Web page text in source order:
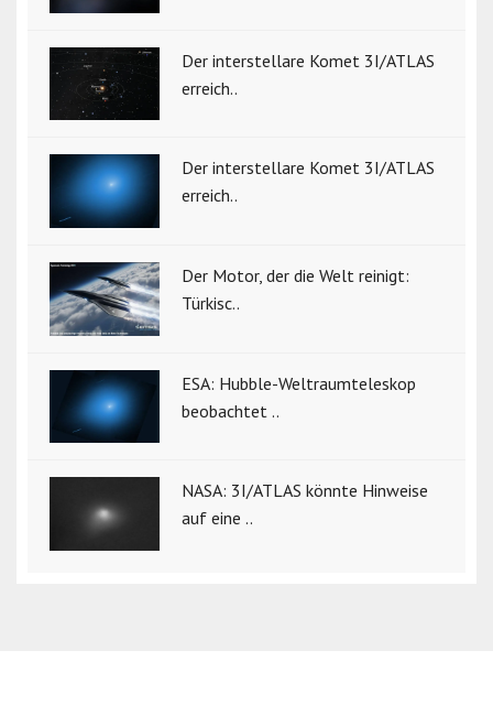
Der interstellare Komet 3I/ATLAS
erreich..
Der interstellare Komet 3I/ATLAS
erreich..
Der Motor, der die Welt reinigt:
Türkisc..
ESA: Hubble-Weltraumteleskop
beobachtet ..
NASA: 3I/ATLAS könnte Hinweise
auf eine ..